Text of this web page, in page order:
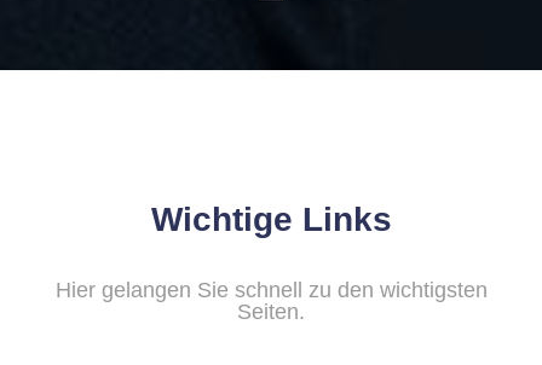
Wichtige Links
Hier gelangen Sie schnell zu den wichtigsten
Seiten.